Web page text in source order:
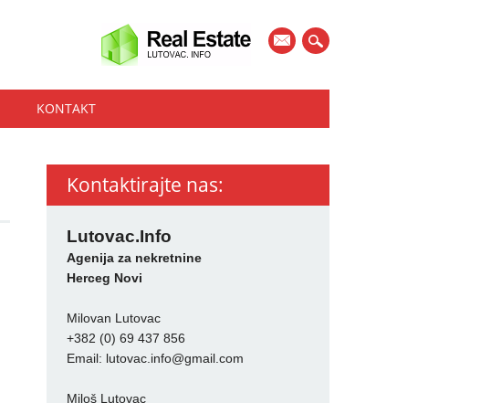
mail
KONTAKT
Kontaktirajte nas:
Lutovac.Info
Agenija za nekretnine
Herceg Novi
Milovan Lutovac
+382 (0) 69 437 856
Email: lutovac.info@gmail.com
Miloš Lutovac